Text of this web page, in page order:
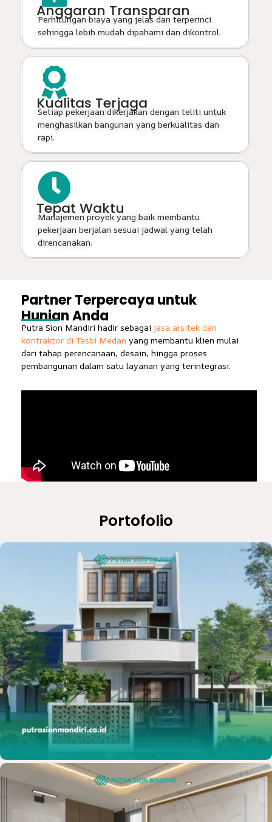
Anggaran Transparan
Perhitungan biaya yang jelas dan terperinci
sehingga lebih mudah dipahami dan dikontrol.
Kualitas Terjaga
Setiap pekerjaan dikerjakan dengan teliti untuk
menghasilkan bangunan yang berkualitas dan
rapi.
Tepat Waktu
Manajemen proyek yang baik membantu
pekerjaan berjalan sesuai jadwal yang telah
direncanakan.
Partner Terpercaya untuk
Hunian Anda
Putra Sion Mandiri hadir sebagai jasa arsitek dan
kontraktor di Tasbi Medan yang membantu klien mulai
dari tahap perencanaan, desain, hingga proses
pembangunan dalam satu layanan yang terintegrasi.
Portofolio